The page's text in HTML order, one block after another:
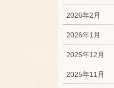
2026年2月
2026年1月
2025年12月
2025年11月